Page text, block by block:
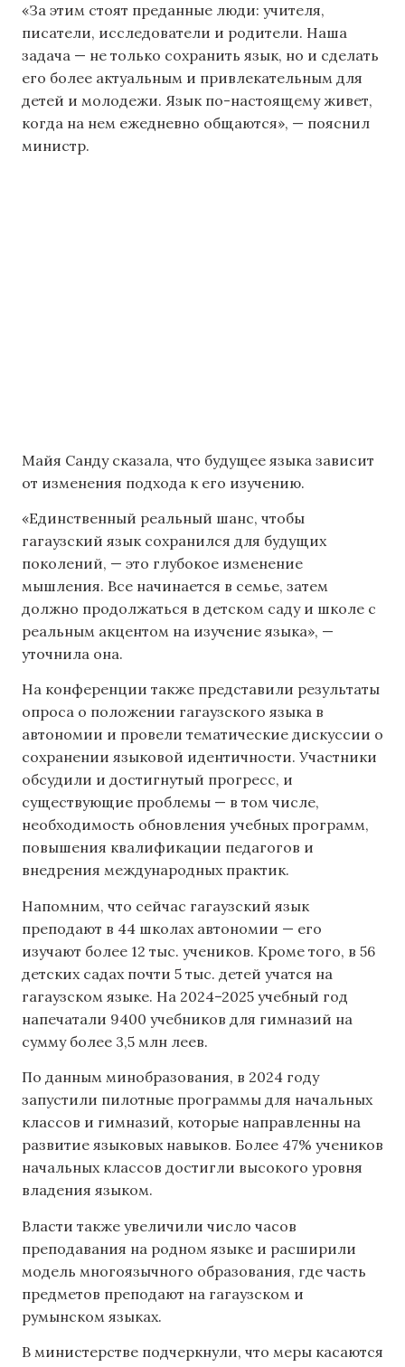
«За этим стоят преданные люди: учителя,
писатели, исследователи и родители. Наша
задача — не только сохранить язык, но и сделать
его более актуальным и привлекательным для
детей и молодежи. Язык по-настоящему живет,
когда на нем ежедневно общаются», — пояснил
министр.
Майя Санду сказала, что будущее языка зависит
от изменения подхода к его изучению.
«Единственный реальный шанс, чтобы
гагаузский язык сохранился для будущих
поколений, — это глубокое изменение
мышления. Все начинается в семье, затем
должно продолжаться в детском саду и школе с
реальным акцентом на изучение языка», —
уточнила она.
На конференции также представили результаты
опроса о положении гагаузского языка в
автономии и провели тематические дискуссии о
сохранении языковой идентичности. Участники
обсудили и достигнутый прогресс, и
существующие проблемы — в том числе,
необходимость обновления учебных программ,
повышения квалификации педагогов и
внедрения международных практик.
Напомним, что сейчас гагаузский язык
преподают в 44 школах автономии — его
изучают более 12 тыс. учеников. Кроме того, в 56
детских садах почти 5 тыс. детей учатся на
гагаузском языке. На 2024–2025 учебный год
напечатали 9400 учебников для гимназий на
сумму более 3,5 млн леев.
По данным минобразования, в 2024 году
запустили пилотные программы для начальных
классов и гимназий, которые направленны на
развитие языковых навыков. Более 47% учеников
начальных классов достигли высокого уровня
владения языком.
Власти также увеличили число часов
преподавания на родном языке и расширили
модель многоязычного образования, где часть
предметов преподают на гагаузском и
румынском языках.
В министерстве подчеркнули, что меры касаются